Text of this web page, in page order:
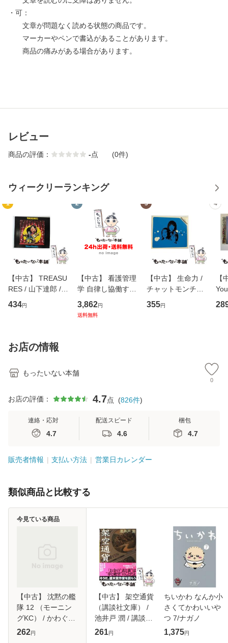
・可：
文章が問題なく読める状態の商品です。
マーカーやペンで書込があることがあります。
商品の痛みがある場合があります。
レビュー
商品の評価： -点 (0件)
ウィークリーランキング
1
【中古】 TREASU
RES / 山下達郎 /
イーストウエス
ト・ジャパン [CD]
434円
2
【中古】 看護管理
学 自律し協働する
専門職の看護マネ
ジメントスキル 改
3,862円
送料無料
3
【中古】 生命力 /
チャットモンチー /
キューンレコード
[CD]【メール便送
355円
4
【
のが
お店の情報
もったいない本舗
0
お店の評価： 4.7点 (826件)
連絡・応対
4.7
配送スピード
4.6
梱包
4.7
販売者情報 支払い方法 営業日カレンダー
類似商品と比較する
【中古】 沈黙の艦
隊 12 （モーニン
グKC） / かわぐち
かいじ / 講談社 [ペ
262円
今見ている商品
【中古】 架空通貨
（講談社文庫） /
池井戸 潤 / 講談社
[文庫]【メール便送
261円
ちいかわ なんか小
さくてかわいいや
つ 7/ナガノ
1,375円